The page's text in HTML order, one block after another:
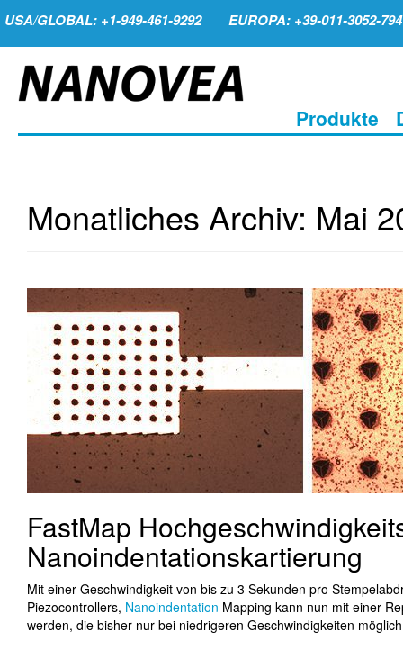
USA/GLOBAL: +1-949-461-9292 EUROPA: +39-011-3052-794
Produkte
Monatliches Archiv: Mai
FastMap
Nanoindentationskartierung
Mit einer Geschwindigkeit von bis zu 3 Sekunden pro
Piezocontrollers, Nanoindentation Mapping kann nun mit einer
werden, die bisher nur bei niedrigeren Geschwindigkeiten